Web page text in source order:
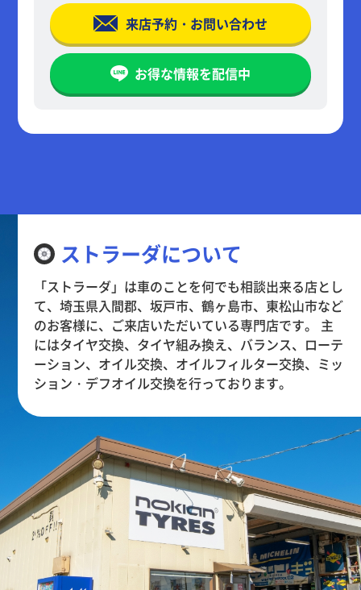
来店予約・お問い合わせ
お得な情報を配信中
ストラーダについて
「ストラーダ」は車のことを何でも相談出来る店とし
て、埼玉県入間郡、坂戸市、鶴ヶ島市、東松山市など
のお客様に、ご来店いただいている専門店です。 主
にはタイヤ交換、タイヤ組み換え、バランス、ローテ
ーション、オイル交換、オイルフィルター交換、ミッ
ション・デフオイル交換を行っております。